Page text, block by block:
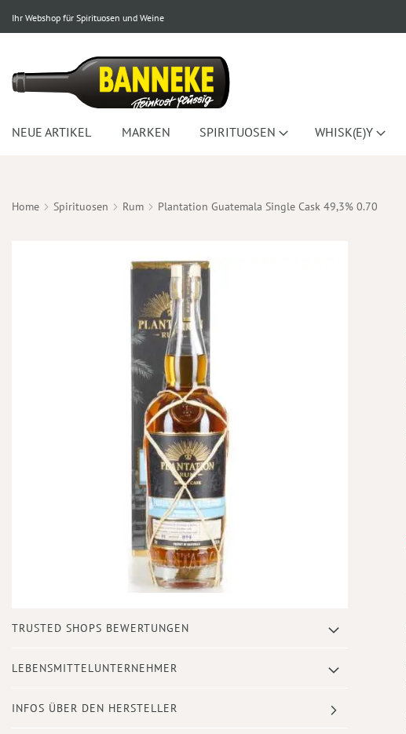
Ihr Webshop für Spirituosen und Weine
NEUE ARTIKEL MARKEN SPIRITUOSEN WHISK(E)Y
Home Spirituosen Rum Plantation Guatemala Single Cask 49,3% 0.70
Anfang
Bildergalerie
TRUSTED SHOPS BEWERTUNGEN
LEBENSMITTELUNTERNEHMER
INFOS ÜBER DEN HERSTELLER